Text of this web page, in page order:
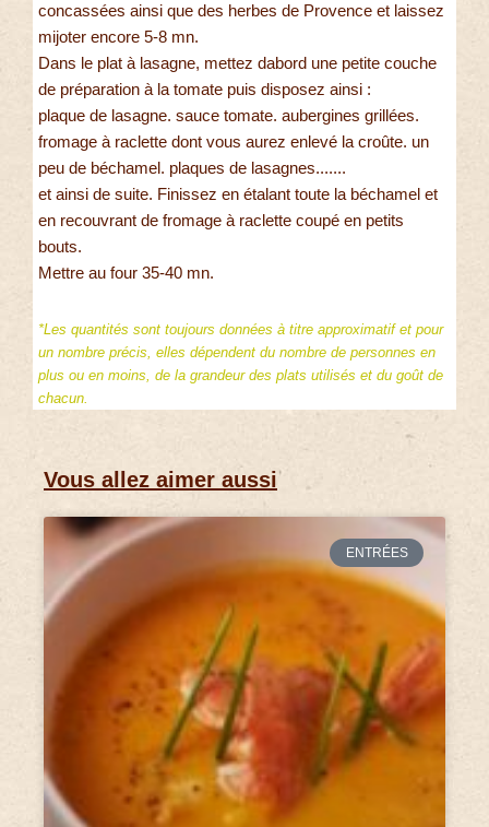
concassées ainsi que des herbes de Provence et laissez
mijoter encore 5-8 mn.
Dans le plat à lasagne, mettez dabord une petite couche
de préparation à la tomate puis disposez ainsi :
plaque de lasagne. sauce tomate. aubergines grillées.
fromage à raclette dont vous aurez enlevé la croûte. un
peu de béchamel. plaques de lasagnes.......
et ainsi de suite. Finissez en étalant toute la béchamel et
en recouvrant de fromage à raclette coupé en petits
bouts.
Mettre au four 35-40 mn.
*Les quantités sont toujours données à titre approximatif et pour
un nombre précis, elles dépendent du nombre de personnes en
plus ou en moins, de la grandeur des plats utilisés et du goût de
chacun.
Vous allez aimer aussi
ENTRÉES